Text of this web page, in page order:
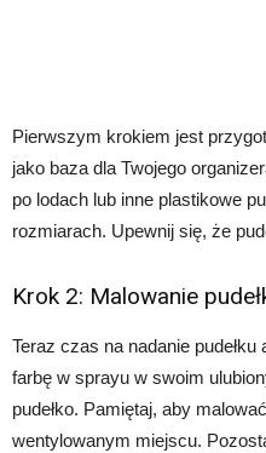
Pierwszym krokiem jest
jako baza dla Twojego
po lodach lub inne plastikowe
rozmiarach. Upewnij się, że
Krok 2: Malowanie
Teraz czas na nadanie
farbę w sprayu w swoim
pudełko. Pamiętaj, aby
wentylowanym miejscu.